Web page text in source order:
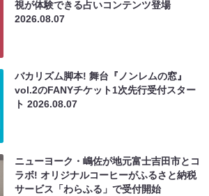
視が体験できる占いコンテンツ登場
2026.08.07
バカリズム脚本! 舞台『ノンレムの窓』
vol.2のFANYチケット1次先行受付スター
ト2026.08.07
ニューヨーク・嶋佐が地元富士吉田市とコ
ラボ! オリジナルコーヒーがふるさと納税
サービス「わらふる」で受付開始